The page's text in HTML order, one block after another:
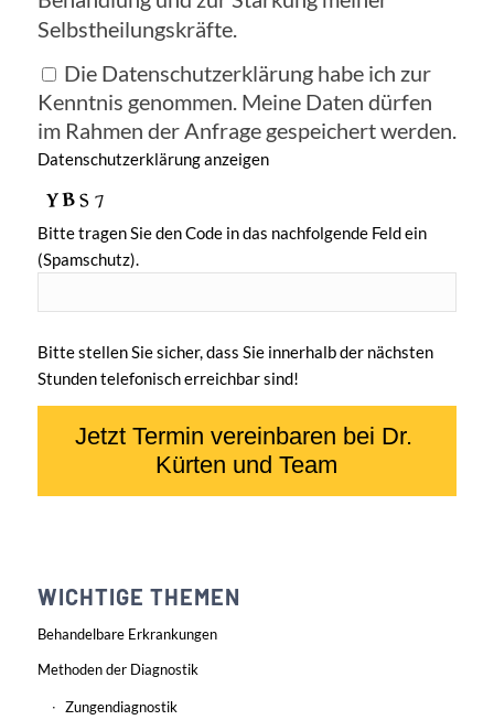
Selbstheilungskräfte.
Die Datenschutzerklärung habe ich zur
Kenntnis genommen. Meine Daten dürfen
im Rahmen der Anfrage gespeichert werden.
Datenschutzerklärung anzeigen
Bitte tragen Sie den Code in das nachfolgende Feld ein
(Spamschutz).
Bitte stellen Sie sicher, dass Sie innerhalb der nächsten
Stunden telefonisch erreichbar sind!
WICHTIGE THEMEN
Behandelbare Erkrankungen
Methoden der Diagnostik
Zungendiagnostik